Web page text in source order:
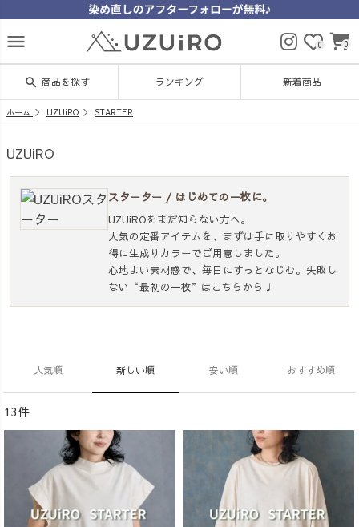
menu 0 0
search 商品を探す ランキング 新着商品
ホーム UZUiRO STARTER
UZUiRO
スターター / はじめての一枚に。
UZUiROをまだ知らない方へ。
人気の定番アイテムを、まずは手に取りやすくお
得に生成りカラーでご用意しました。
心地よい素材感で、毎日にすっとなじむ。失敗し
ない“最初の一枚”はこちらから♩
人気順 新しい順 安い順 おすすめ順
13件